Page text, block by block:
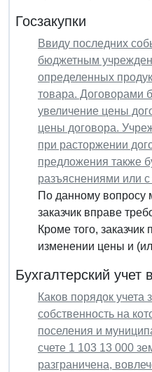
Госзакупки
Ввиду последних
бюджетным
определенных
товара. Договорами
увеличение цены
цены договора.
при расторжении
предложения также
разъяснениями или
По данному вопросу
заказчик вправе
Кроме того,
изменении цены и
Бухгалтерский
Каков порядок учета
собственность на
поселения и
счете 1 103 13 000
разграничена,